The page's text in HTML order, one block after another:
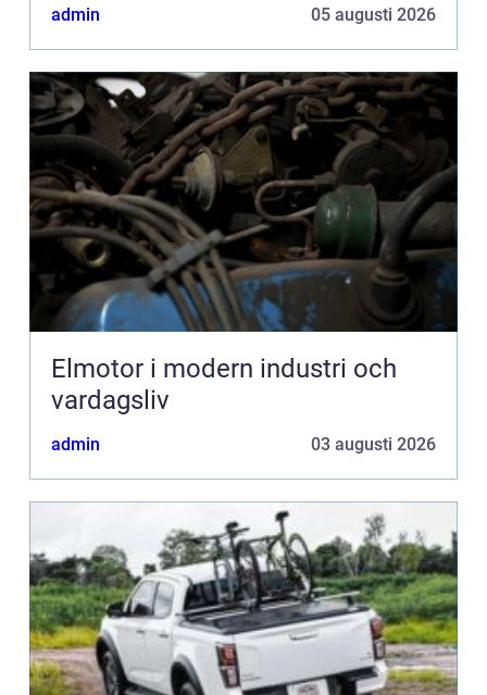
admin 05 augusti 2026
Elmotor i modern industri och
vardagsliv
admin 03 augusti 2026